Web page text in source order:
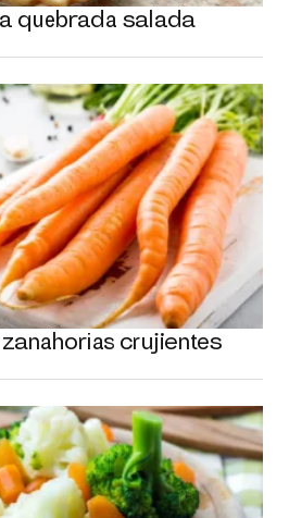
quebrada salada
crujientes